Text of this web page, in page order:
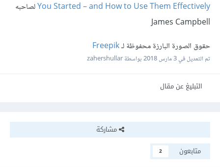
You Started – and How to Use Them Effectivelyلصاحبه
James Campbell
حقوق الصورة البارزة محفوظة لـFreepik
تم التعديل في3 مارس 2018 بواسطة zahershullar
التبليغ عن مقال
مشاركة
متابعون
2